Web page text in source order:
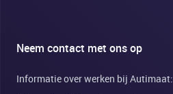
Neem contact met ons op
Informatie over werken bij Autimaat: